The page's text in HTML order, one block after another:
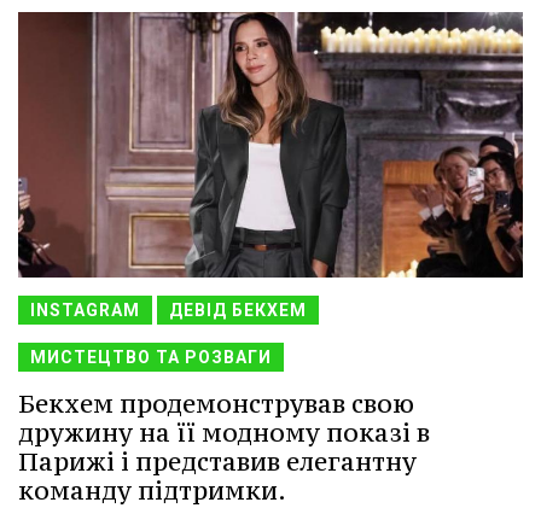
INSTAGRAM ДЕВІД БЕКХЕМ
МИСТЕЦТВО ТА РОЗВАГИ
Бекхем продемонстрував свою
дружину на її модному показі в
Парижі і представив елегантну
команду підтримки.